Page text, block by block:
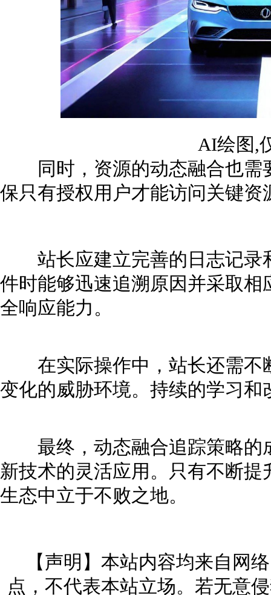
AI绘图,
同时，资源的动态融合也需
保只有授权用户才能访问关键
站长应建立完善的日志记录
件时能够迅速追溯原因并采取
全响应能力。
在实际操作中，站长还需不
变化的威胁环境。持续的学习
最终，动态融合追踪策略的
新技术的灵活应用。只有不断
生态中立于不败之地。
【声明】本站内容均来自网
点，不代表本站立场。若无意